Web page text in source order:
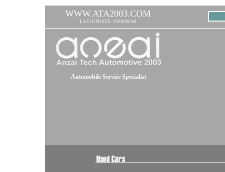
WWW.ATA2003.COM
LASTUPDATE: 2019/09/18
Automobile Service Specialist